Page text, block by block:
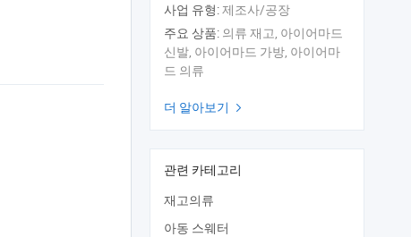
사업 유형:제조사/공장
주요 상품: 의류 재고, 아이어마드
신발, 아이어마드 가방, 아이어마
드 의류
더 알아보기 
관련 카테고리
재고의류
아동 스웨터